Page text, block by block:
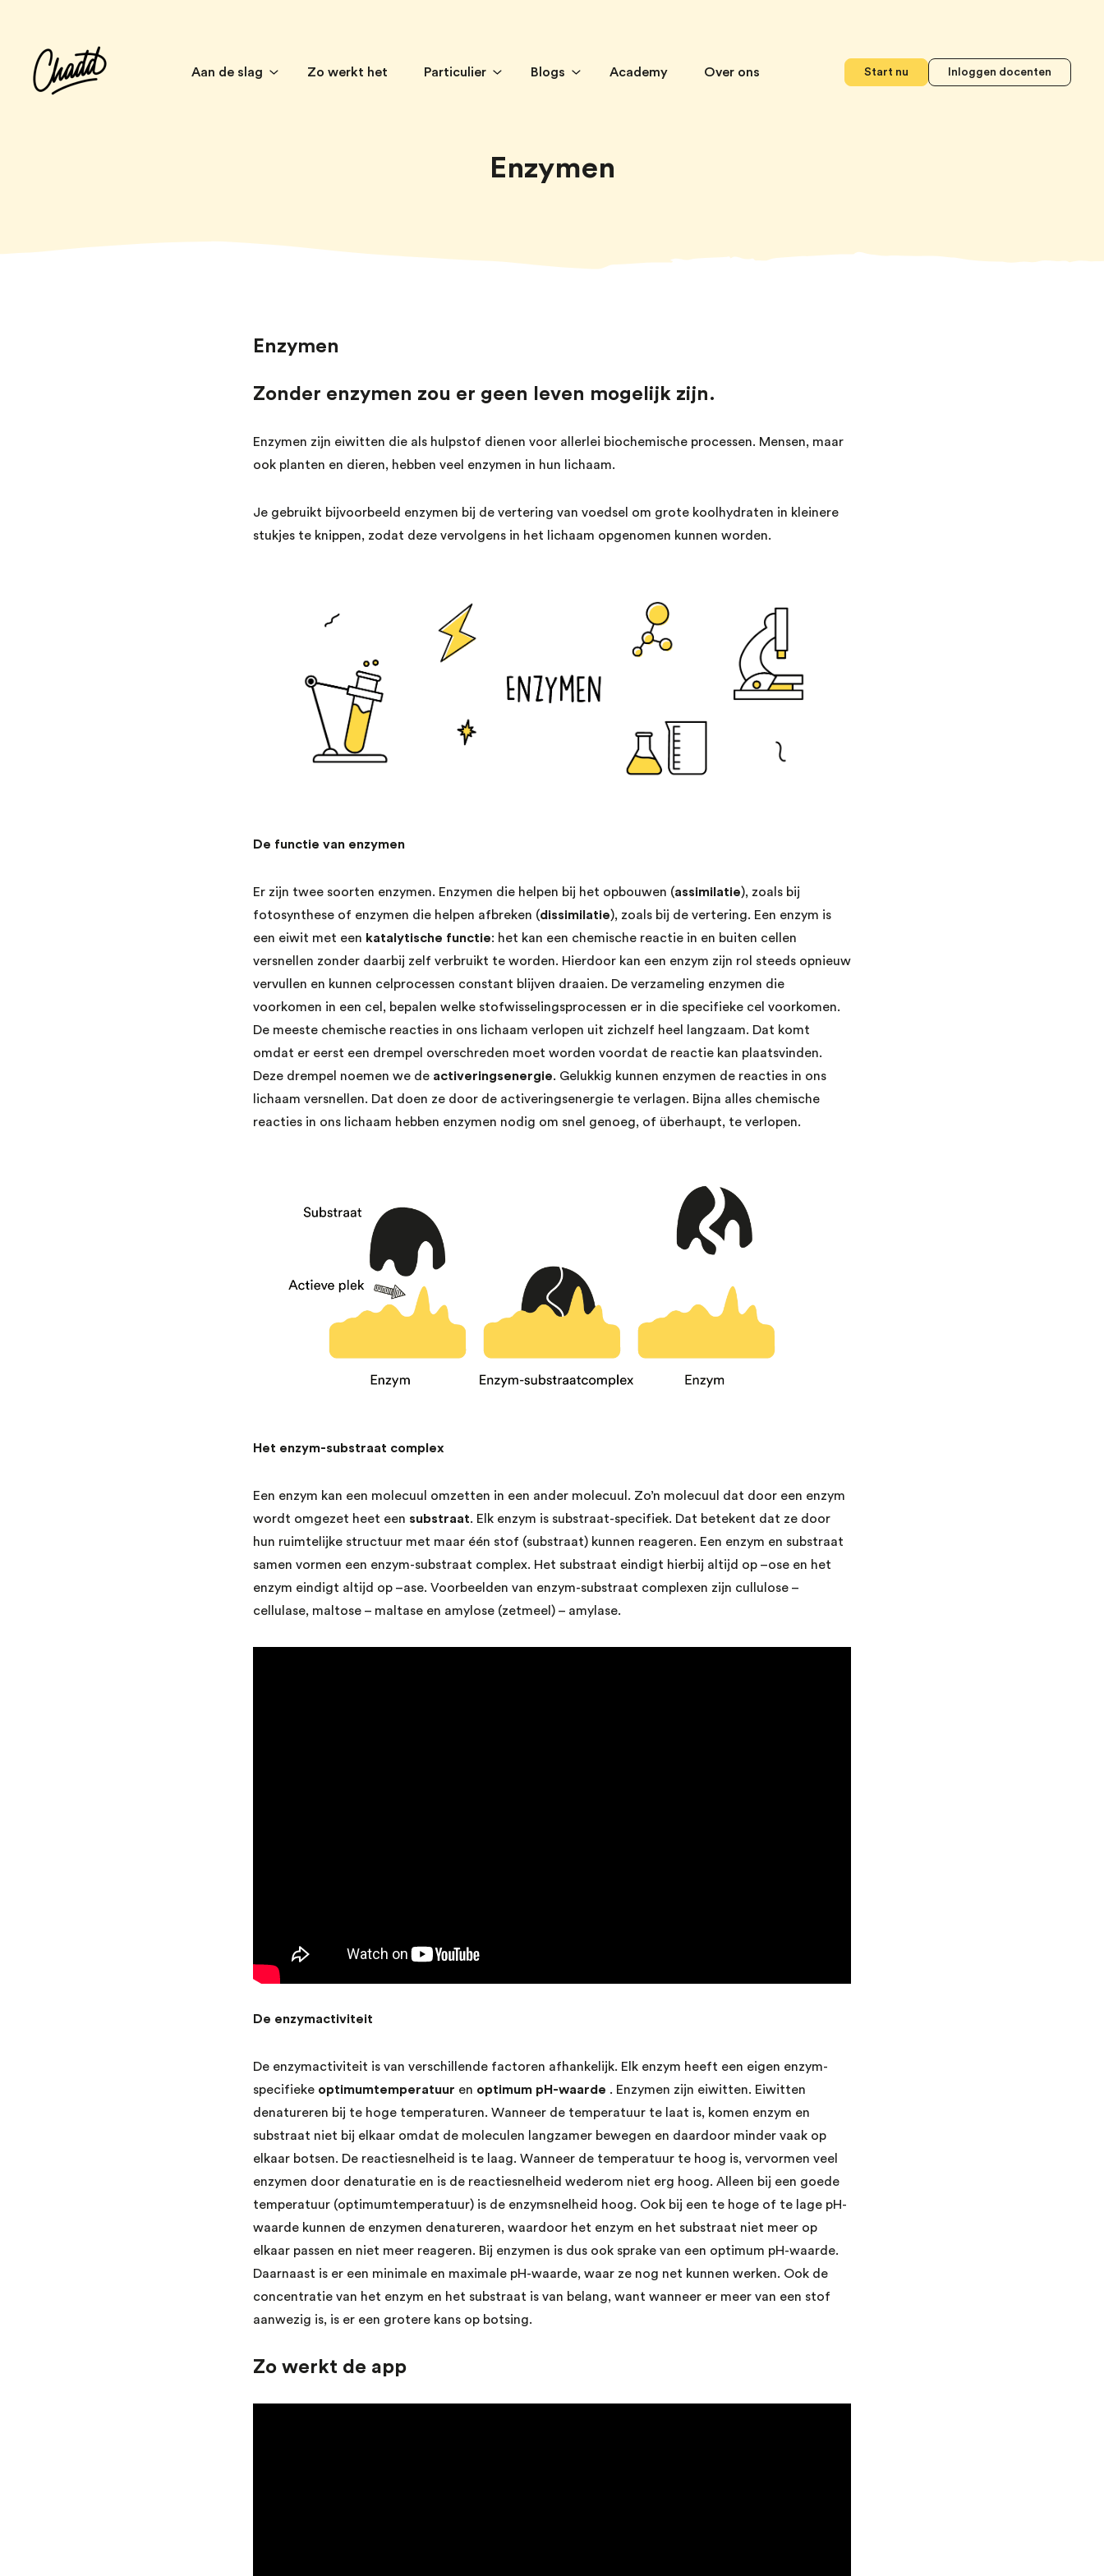
Aan de slag Zo werkt het Particulier Blogs Academy Over ons Start nu Inloggen docenten
Enzymen
Enzymen
Zonder enzymen zou er geen leven mogelijk zijn.
Enzymen zijn eiwitten die als hulpstof dienen voor allerlei biochemische processen. Mensen, maar
ook planten en dieren, hebben veel enzymen in hun lichaam.
Je gebruikt bijvoorbeeld enzymen bij de vertering van voedsel om grote koolhydraten in kleinere
stukjes te knippen, zodat deze vervolgens in het lichaam opgenomen kunnen worden.
De functie van enzymen
Er zijn twee soorten enzymen. Enzymen die helpen bij het opbouwen (assimilatie), zoals bij
fotosynthese of enzymen die helpen afbreken (dissimilatie), zoals bij de vertering. Een enzym is
een eiwit met een katalytische functie: het kan een chemische reactie in en buiten cellen
versnellen zonder daarbij zelf verbruikt te worden. Hierdoor kan een enzym zijn rol steeds opnieuw
vervullen en kunnen celprocessen constant blijven draaien. De verzameling enzymen die
voorkomen in een cel, bepalen welke stofwisselingsprocessen er in die specifieke cel voorkomen.
De meeste chemische reacties in ons lichaam verlopen uit zichzelf heel langzaam. Dat komt
omdat er eerst een drempel overschreden moet worden voordat de reactie kan plaatsvinden.
Deze drempel noemen we de activeringsenergie. Gelukkig kunnen enzymen de reacties in ons
lichaam versnellen. Dat doen ze door de activeringsenergie te verlagen. Bijna alles chemische
reacties in ons lichaam hebben enzymen nodig om snel genoeg, of überhaupt, te verlopen.
Het enzym-substraat complex
Een enzym kan een molecuul omzetten in een ander molecuul. Zo’n molecuul dat door een enzym
wordt omgezet heet een substraat. Elk enzym is substraat-specifiek. Dat betekent dat ze door
hun ruimtelijke structuur met maar één stof (substraat) kunnen reageren. Een enzym en substraat
samen vormen een enzym-substraat complex. Het substraat eindigt hierbij altijd op –ose en het
enzym eindigt altijd op –ase. Voorbeelden van enzym-substraat complexen zijn cullulose –
cellulase, maltose – maltase en amylose (zetmeel) – amylase.
De enzymactiviteit
De enzymactiviteit is van verschillende factoren afhankelijk. Elk enzym heeft een eigen enzym-
specifieke optimumtemperatuur en optimum pH-waarde . Enzymen zijn eiwitten. Eiwitten
denatureren bij te hoge temperaturen. Wanneer de temperatuur te laat is, komen enzym en
substraat niet bij elkaar omdat de moleculen langzamer bewegen en daardoor minder vaak op
elkaar botsen. De reactiesnelheid is te laag. Wanneer de temperatuur te hoog is, vervormen veel
enzymen door denaturatie en is de reactiesnelheid wederom niet erg hoog. Alleen bij een goede
temperatuur (optimumtemperatuur) is de enzymsnelheid hoog. Ook bij een te hoge of te lage pH-
waarde kunnen de enzymen denatureren, waardoor het enzym en het substraat niet meer op
elkaar passen en niet meer reageren. Bij enzymen is dus ook sprake van een optimum pH-waarde.
Daarnaast is er een minimale en maximale pH-waarde, waar ze nog net kunnen werken. Ook de
concentratie van het enzym en het substraat is van belang, want wanneer er meer van een stof
aanwezig is, is er een grotere kans op botsing.
Zo werkt de app